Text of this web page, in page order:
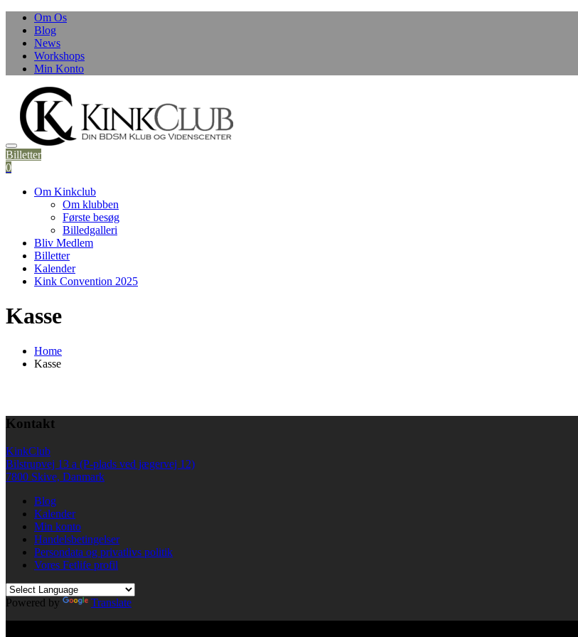
Skip
content
Om Os
Blog
News
Workshops
Min Konto
Billetter
0
Om Kinkclub
Om klubben
Første besøg
Billedgalleri
Bliv Medlem
Billetter
Kalender
Kink Convention 2025
Kasse
Home
Kasse
Kontakt
KinkClub
Bilstrupvej 13 a (P-plads ved jægervej 12)
7800 Skive, Danmark
Blog
Kalender
Min konto
Handelsbetingelser
Persondata og privatlivs politik
Vores Fetlife profil
Powered by
Translate